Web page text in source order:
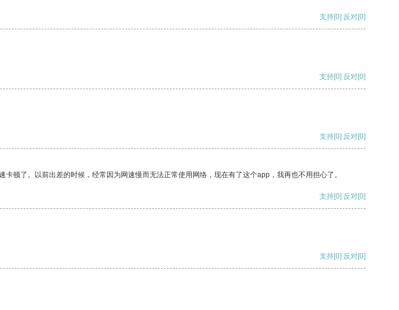
支持[0] 反对[0]
支持[0] 反对[0]
支持[0] 反对[0]
顿了。以前出差的时候，经常因为网速慢而无法正常使用网络，现在有了这个app，我再也不用担心了。
支持[0] 反对[0]
支持[0] 反对[0]